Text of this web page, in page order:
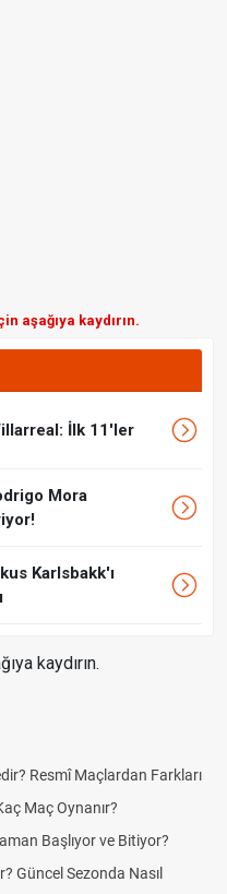
aşağıya kaydırın.
İlk 11'ler
Mora
Karlsbakk'ı
kaydırın.
Maçlardan Farkları
ve Bitiyor?
Sezonda Nasıl